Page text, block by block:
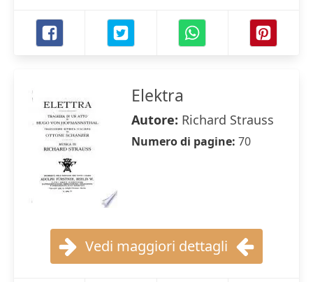
Elektra
Autore: Richard Strauss
Numero di pagine: 70
Vedi maggiori dettagli